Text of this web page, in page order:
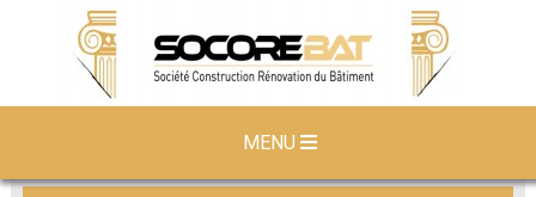
MENU